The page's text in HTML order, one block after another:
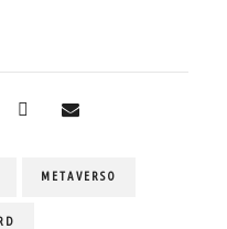
METAVERSO